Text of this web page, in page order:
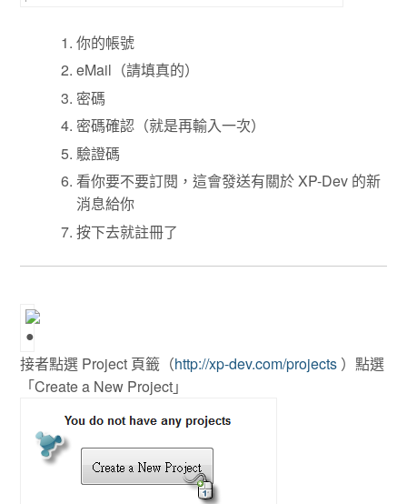
你的帳號
eMail（請填真的）
密碼
密碼確認（就是再輸入一次）
驗證碼
看你要不要訂閱，這會發送有關於 XP-Dev 的新
消息給你
按下去就註冊了
接者點選 Project 頁籤（http://xp-dev.com/projects ）點選
「Create a New Project」